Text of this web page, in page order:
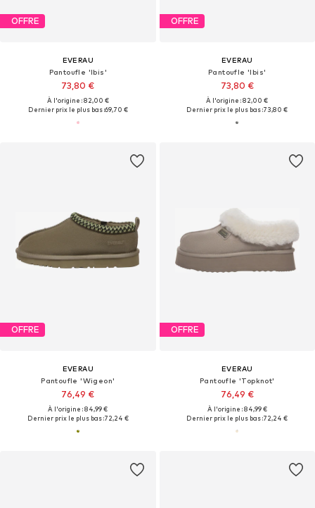
OFFRE
EVERAU
Pantoufle 'Ibis'
73,80 €
À l'origine : 82,00 €
Dernier prix le plus bas :69,70 €
OFFRE
EVERAU
Pantoufle 'Ibis'
73,80 €
À l'origine : 82,00 €
Dernier prix le plus bas :73,80 €
OFFRE
EVERAU
Pantoufle 'Wigeon'
76,49 €
À l'origine : 84,99 €
Dernier prix le plus bas :72,24 €
OFFRE
EVERAU
Pantoufle 'Topknot'
76,49 €
À l'origine : 84,99 €
Dernier prix le plus bas :72,24 €